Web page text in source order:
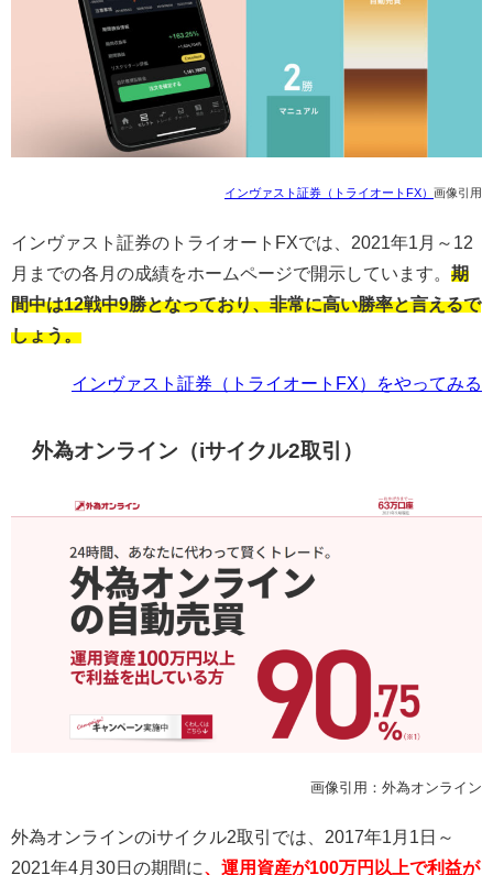
インヴァスト証券（トライオートFX） 画像引用
インヴァスト証券のトライオート FXでは、 2021 年1 月～ 12
月までの各月の成績をホームページで開示しています。 期
間中は12戦中9勝となっており、非常に高い勝率と言えるで
しょう。
インヴァスト証券（トライオートFX）をやってみる
外為オンライン（iサイクル2取引）
画像引用：外為オンライン
外為オンラインのiサイクル2取引では、 2017年1 月 1 日～
2021年4 月30日の期間に
、運用資産が100万円以上で利益が